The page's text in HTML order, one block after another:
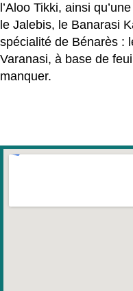
l’Aloo Tikki, ainsi
le Jalebis, le Banarasi
spécialité de Bénarès :
Varanasi, à base de
manquer.